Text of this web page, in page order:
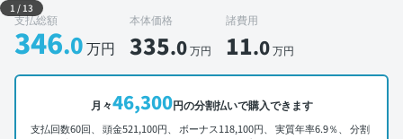
1 /13
支払総額
346.0万円
本体価格
335.0万円
諸費用
11.0万円
月々46,300円の分割払いで購入できます
支払回数60回、 頭金521,100円、 ボーナス118,100円、 実質年率6.9％、 分割